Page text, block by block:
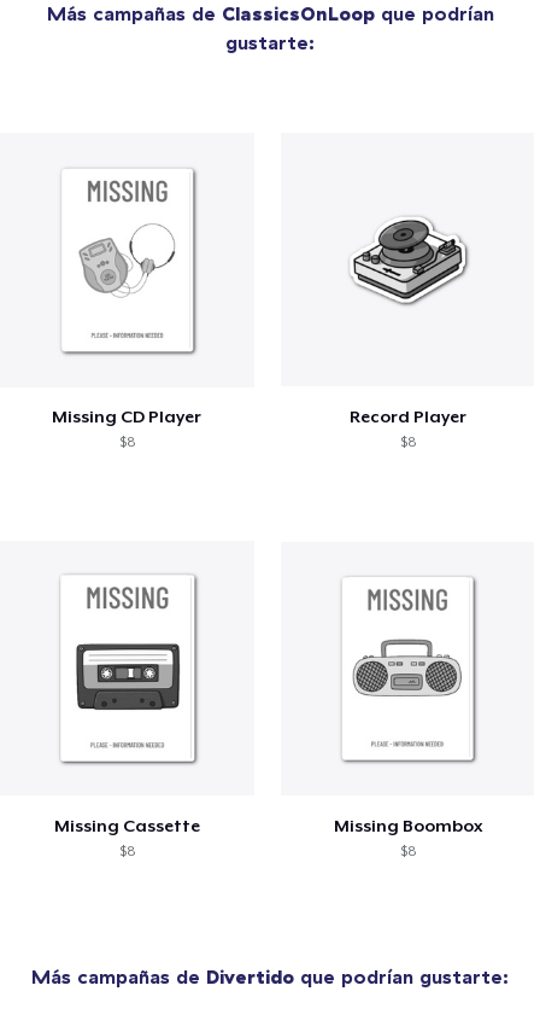
Más campañas de ClassicsOnLoopque podrían
gustarte:
Missing CD Player
$8
Record Player
$8
Missing Cassette
$8
Missing Boombox
$8
Más campañas de Divertido que podrían gustarte: